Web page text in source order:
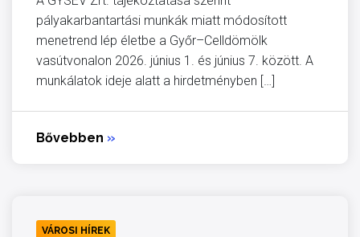
pályakarbantartási munkák miatt módosított
menetrend lép életbe a Győr–Celldömölk
vasútvonalon 2026. június 1. és június 7. között. A
munkálatok ideje alatt a hirdetményben […]
Bővebben »
VÁROSI HÍREK